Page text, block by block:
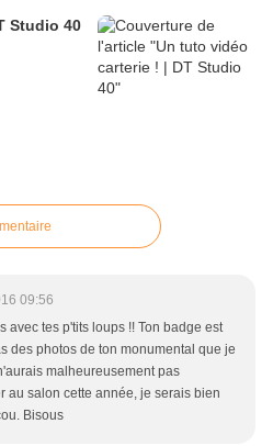
Studio 40
09:56
avec tes p'tits loups !! Ton badge est
des photos de ton monumental que je
malheureusement pas
au salon cette année, je serais bien
Bisous